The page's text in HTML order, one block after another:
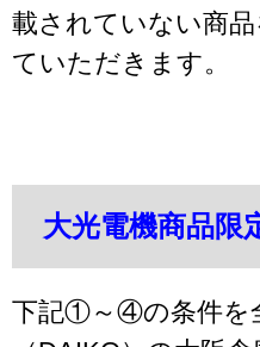
載されていない商
ていただきます。
大光電機商品限
下記①～④の条件を